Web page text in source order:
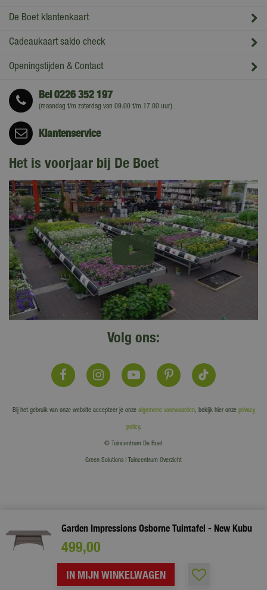
Garden Impressions Osborne Tuintafel - New Kubu
499,00
De Boet klantenkaart
Cadeaukaart saldo check
Openingstijden & Contact
Bel0226 352 197
(maandag t/m zaterdag van 09.00 t/m 17.00 uur)
Klantenservice
Het is voorjaar bij De Boet
Volg ons:
Bij het gebruik van onze website accepteer je onze algemene voorwaarden, bekijk hier onze privacy
policy.
© Tuincentrum De Boet
Green Solutions Tuincentrum Overzicht